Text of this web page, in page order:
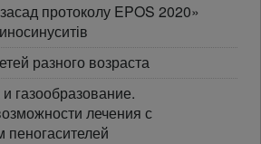
протоколу EPOS 2020»
разного возраста
газообразование.
лечения с
пеногасителей